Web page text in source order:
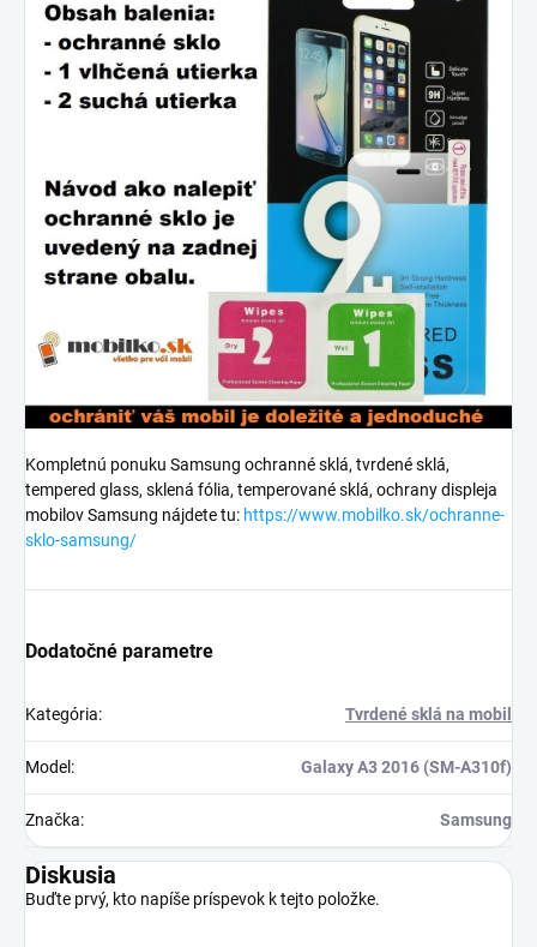
Kompletnú ponuku Samsung ochranné sklá, tvrdené sklá,
tempered glass, sklená fólia, temperované sklá, ochrany displeja
mobilov Samsung nájdete tu: https://www.mobilko.sk/ochranne-
sklo-samsung/
Dodatočné parametre
Kategória: Tvrdené sklá na mobil
Model : Galaxy A3 2016 (SM-A310f)
Značka: Samsung
Diskusia
Buďte prvý, kto napíše príspevok k tejto položke.